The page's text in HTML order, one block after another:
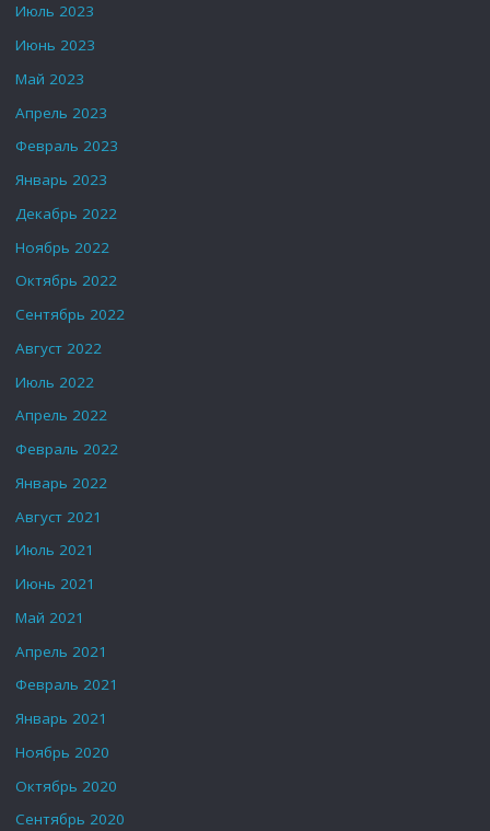
Июль 2023
Июнь 2023
Май 2023
Апрель 2023
Февраль 2023
Январь 2023
Декабрь 2022
Ноябрь 2022
Октябрь 2022
Сентябрь 2022
Август 2022
Июль 2022
Апрель 2022
Февраль 2022
Январь 2022
Август 2021
Июль 2021
Июнь 2021
Май 2021
Апрель 2021
Февраль 2021
Январь 2021
Ноябрь 2020
Октябрь 2020
Сентябрь 2020